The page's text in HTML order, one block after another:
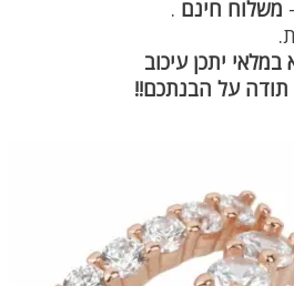
משלוח חינם .
יתכן עיכוב
תודה על הבנתכם!!